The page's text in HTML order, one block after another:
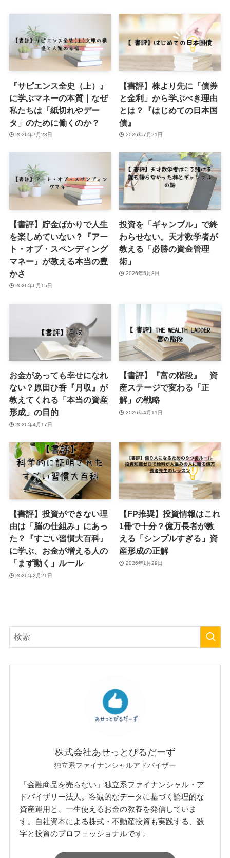
『サピエンス全史（上）』
に学ぶマネーの本質｜なぜ
私たちは「紙切れやデー
タ」のために働くのか？
2026年7月23日
【書評】株より先に「債券
と金利」から学ぶべき理由
とは？『はじめての日本国
債』
2026年7月21日
【書評】貯金ばかりで人生
を楽しめていない？『アー
ト・オブ・スペンディング
マネー』が教える本当の豊
かさ
2026年6月15日
投資を「ギャンブル」で終
わらせない。天才数学者が
教える「必勝の資金管理
術」
2026年5月8日
お金があっても幸せになれ
ない？原田ひ香『月収』が
教えてくれる「本当の資産
形成」の目的
2026年4月17日
【書評】『富の階段』 資
産ステージで変わる「正
解」の戦略
2026年4月11日
【書評】投資ができない理
由は「脳の仕組み」にあっ
た？『すごい習慣大百科』
に学ぶ、お金が増える人の
「まず動く」ルール
2026年2月21日
【FP推奨】投資情報はこれ
1冊で十分？億万長者が教
える「シンプルすぎる」資
産形成の正解
2026年1月29日
株式会社あせっとびるだーず
独立系ファイナンシャルアドバイザー
「金融商品を売らない」独立系ファイナンシャル・ア
ドバイザリー法人。客観的なデータに基づく論理的な
資産運用と、一生使えるお金の教養を発信していま
す。自社資本による株式・不動産投資も実践する、数
字と投資のプロフェッショナルです。